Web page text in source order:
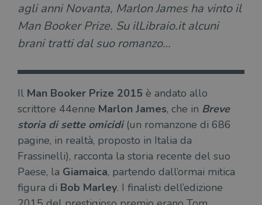
agli anni Novanta, Marlon James ha vinto il
Man Booker Prize. Su ilLibraio.it alcuni
brani tratti dal suo romanzo…
Il Man Booker Prize 2015 è andato allo
scrittore 44enne Marlon James, che in Breve
storia di sette omicidi(un romanzone di 686
pagine, in realtà, proposto in Italia da
Frassinelli), racconta la storia recente del suo
Paese, la Giamaica, partendo dall’ormai mitica
figura di Bob Marley. I finalisti dell’edizione